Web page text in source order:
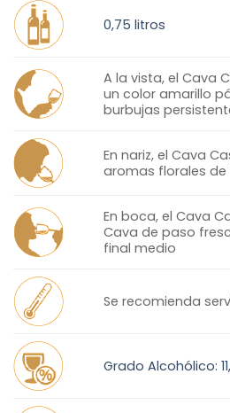
0,75 litros
A la vista, el Cava
un color amarillo
burbujas
En nariz, el Cava
aromas florales
En boca, el Cava
Cava de paso
final medio
Se recomienda
Grado Alcohólico: